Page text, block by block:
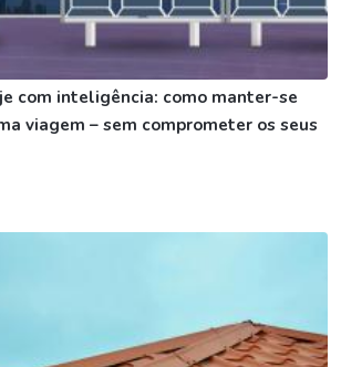
com inteligência: como manter-se
viagem – sem comprometer os seus